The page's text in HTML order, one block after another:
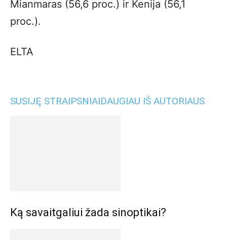
Mianmaras (56,6 proc.) ir Kenija (56,1
proc.).
ELTA
SUSIJĘ STRAIPSNIAIDAUGIAU IŠ AUTORIAUS
Ką savaitgaliui žada sinoptikai?